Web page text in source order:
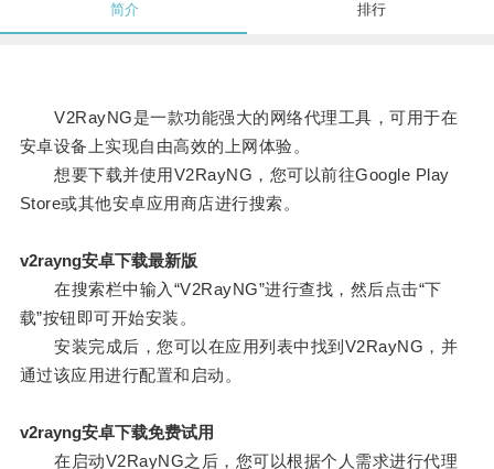
简介 排行
V2RayNG是一款功能强大的网络代理工具，可用于在
安卓设备上实现自由高效的上网体验。
想要下载并使用V2RayNG，您可以前往Google Play
Store或其他安卓应用商店进行搜索。
v2rayng安卓下载最新版
在搜索栏中输入“V2RayNG”进行查找，然后点击“下
载”按钮即可开始安装。
安装完成后，您可以在应用列表中找到V2RayNG，并
通过该应用进行配置和启动。
v2rayng安卓下载免费试用
在启动V2RayNG之后，您可以根据个人需求进行代理